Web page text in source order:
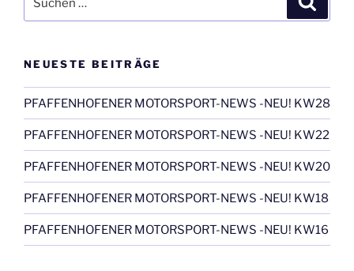
nach:
NEUESTE BEITRÄGE
PFAFFENHOFENER MOTORSPORT-NEWS -NEU! KW28
PFAFFENHOFENER MOTORSPORT-NEWS -NEU! KW22
PFAFFENHOFENER MOTORSPORT-NEWS -NEU! KW20
PFAFFENHOFENER MOTORSPORT-NEWS -NEU! KW18
PFAFFENHOFENER MOTORSPORT-NEWS -NEU! KW16